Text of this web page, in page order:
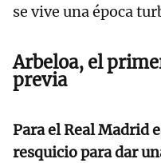
se vive una época
Arbeloa, el
previa
Para el Real Madrid
resquicio para dar